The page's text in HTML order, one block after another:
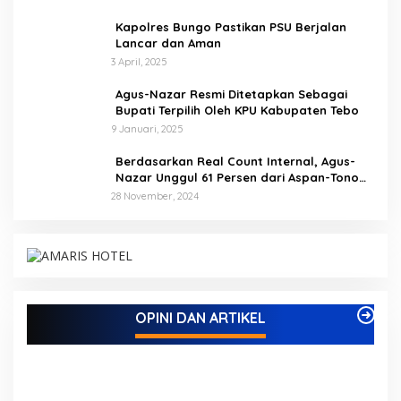
Kapolres Bungo Pastikan PSU Berjalan
Lancar dan Aman
3 April, 2025
Agus-Nazar Resmi Ditetapkan Sebagai
Bupati Terpilih Oleh KPU Kabupaten Tebo
9 Januari, 2025
Berdasarkan Real Count Internal, Agus-
Nazar Unggul 61 Persen dari Aspan-Tono
Hanya 39 Persen
28 November, 2024
OPINI DAN ARTIKEL
Berbasis Digital di Desa Suka Jaya
Di ADVETORIAL, BISNIS, BUNGO, DAERAH, INFORMASI, OPINI DAN
ARTIKEL, PEMERINTAHAN, PENDIDIKAN, PERISTIWA